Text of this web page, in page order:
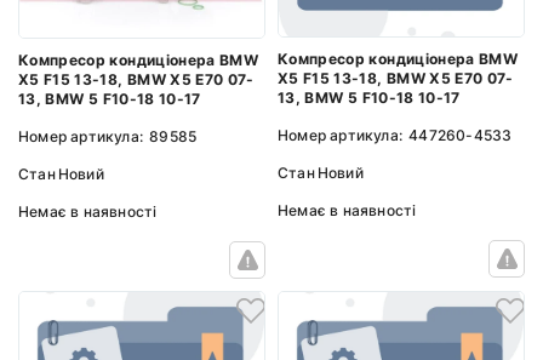
Компресор кондиціонера BMW
X5 F15 13-18, BMW X5 E70 07-
13, BMW 5 F10-18 10-17
Номер артикула: 89585
Стан Новий
Немає в наявності
Компресор кондиціонера BMW
X5 F15 13-18, BMW X5 E70 07-
13, BMW 5 F10-18 10-17
Номер артикула: 447260-4533
Стан Новий
Немає в наявності